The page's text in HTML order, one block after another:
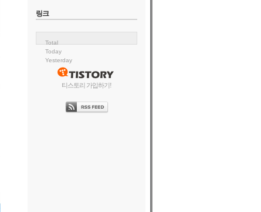
링크
Total
Today
Yesterday
티스토리 가입하기!